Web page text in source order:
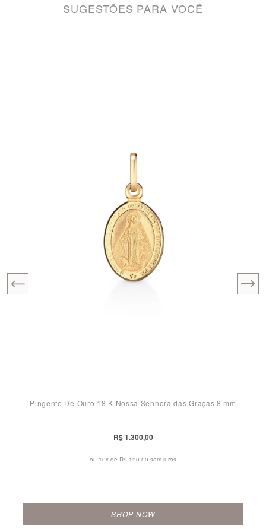
SUGESTÕES PARA VOCÊ
Pingente De Ouro 18 K Nossa Senhora das Graças 8 mm
R$ 1.300,00
ou 10x de R$ 130,00 sem juros
SHOP NOW